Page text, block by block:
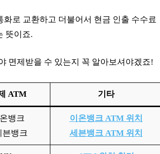
로 교환하고 더불어서 현금 인출 수수료
뜻이죠.
면제받을 수 있는지 꼭 알아보셔야겠죠!
ATM 기타
뱅크
븐뱅크
이온뱅크 ATM 위치
세븐뱅크 ATM 위치